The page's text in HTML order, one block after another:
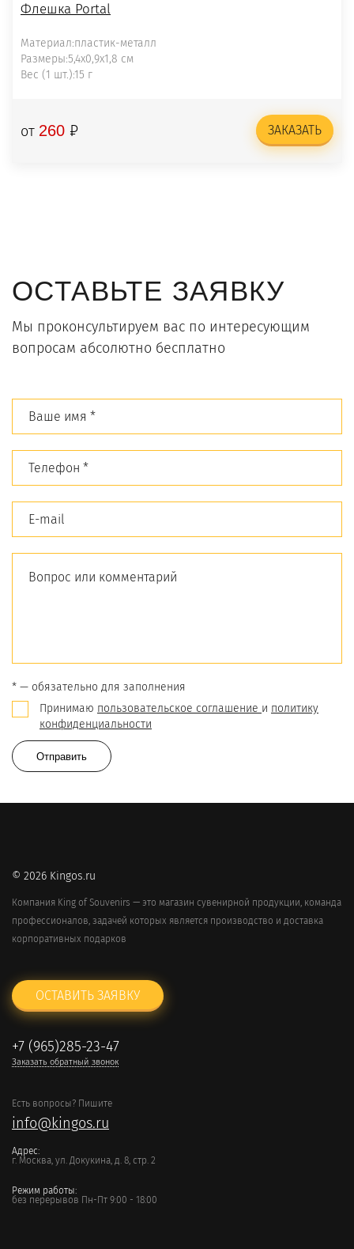
Флешка Portal
Материал:пластик-металл
Размеры:5,4х0,9х1,8 см
Вес (1 шт.):15 г
от 260 ₽ ЗАКАЗАТЬ
ОСТАВЬТЕ ЗАЯВКУ
Мы проконсультируем вас по интересующим
вопросам абсолютно бесплатно
* — обязательно для заполнения
Принимаю пользовательское соглашение и политику
конфиденциальности
Отправить
© 2026 Kingos.ru
Компания King of Souvenirs — это магазин сувенирной продукции, команда
профессионалов, задачей которых является производство и доставка
корпоративных подарков
ОСТАВИТЬ ЗАЯВКУ
+7 (965)285-23-47
Заказать обратный звонок
Есть вопросы? Пишите
info@kingos.ru
Адрес:
г. Москва, ул. Докукина, д. 8, стр. 2
Режим работы:
без перерывов Пн-Пт 9:00 - 18:00